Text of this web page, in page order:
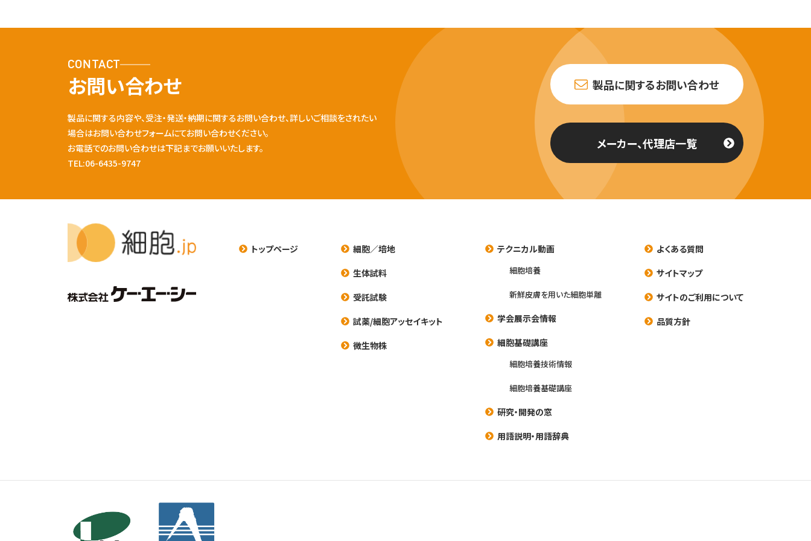
CONTACT
お問い合わせ
製品に関する内容や、受注・発送・納期に関するお問い合わせ、詳しいご相談をされたい
場合はお問い合わせフォームにてお問い合わせください。
お電話でのお問い合わせは下記までお願いいたします。
TEL:06-6435-9747
製品に関するお問い合わせ
メーカー、代理店一覧
トップページ
細胞／培地
生体試料
受託試験
試薬/細胞アッセイキット
微生物株
テクニカル動画
細胞培養
新鮮皮膚を用いた細胞単離
学会展示会情報
細胞基礎講座
細胞培養技術情報
細胞培養基礎講座
研究・開発の窓
用語説明・用語辞典
よくある質問
サイトマップ
サイトのご利用について
品質方針